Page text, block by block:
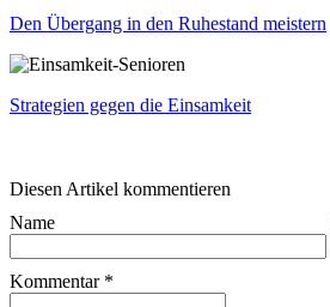
Den Übergang in den Ruhestand meistern
Strategien gegen die Einsamkeit
Diesen Artikel kommentieren
Name
Kommentar*